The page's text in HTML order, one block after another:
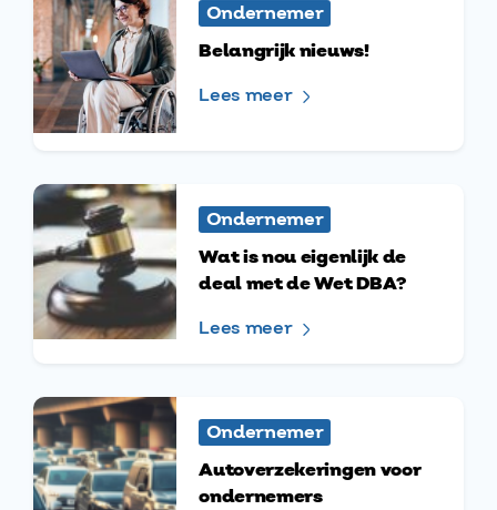
Ondernemer
Belangrijk nieuws!
Lees meer
Ondernemer
Wat is nou eigenlijk de
deal met de Wet DBA?
Lees meer
Ondernemer
Autoverzekeringen voor
ondernemers